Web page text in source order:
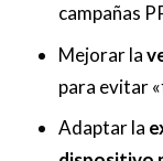
campañas
Mejorar la
para evitar
Adaptar la